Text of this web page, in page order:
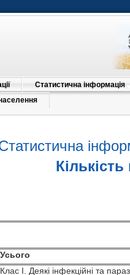
Статистична інформація
Усього
Клас I. Деякі інфекційні та
Усього